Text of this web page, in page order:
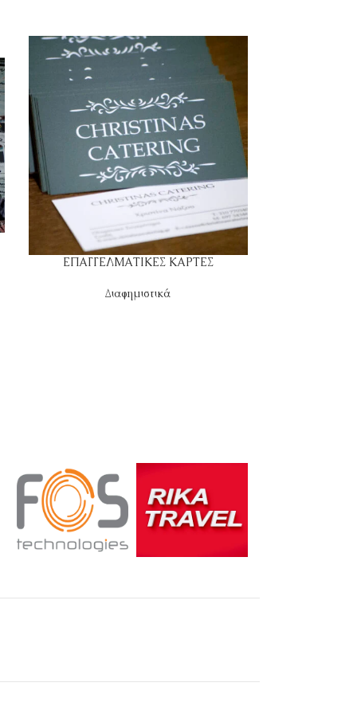
ΕΠΑΓΓΕΛΜΑΤΙΚΕΣ ΚΑΡΤΕΣ
Διαφημιστικά